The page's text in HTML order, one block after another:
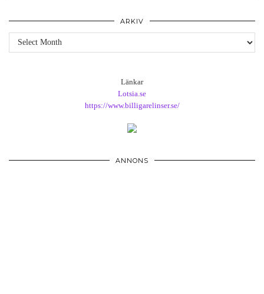
ARKIV
Arkiv
Länkar
Lotsia.se
https://www.billigarelinser.se/
ANNONS